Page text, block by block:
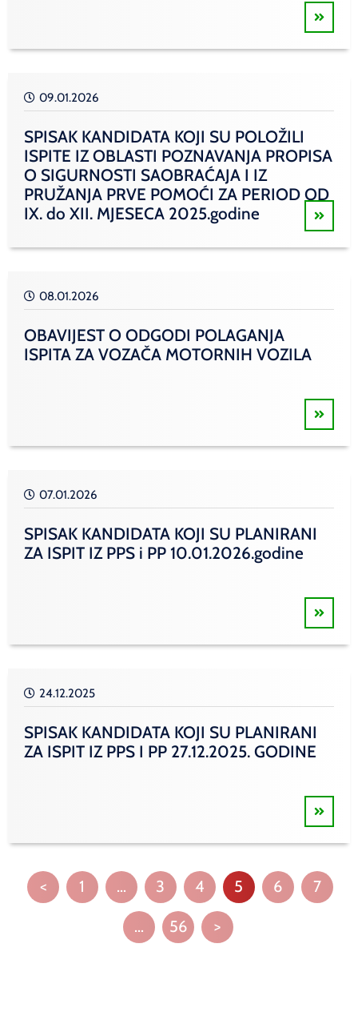
09.01.2026
SPISAK KANDIDATA KOJI SU POLOŽILI
ISPITE IZ OBLASTI POZNAVANJA PROPISA
O SIGURNOSTI SAOBRAĆAJA I IZ
PRUŽANJA PRVE POMOĆI ZA PERIOD OD
IX. do XII. MJESECA 2025.godine
08.01.2026
OBAVIJEST O ODGODI POLAGANJA
ISPITA ZA VOZAČA MOTORNIH VOZILA
07.01.2026
SPISAK KANDIDATA KOJI SU PLANIRANI
ZA ISPIT IZ PPS i PP 10.01.2026.godine
24.12.2025
SPISAK KANDIDATA KOJI SU PLANIRANI
ZA ISPIT IZ PPS I PP 27.12.2025. GODINE
< 1 … 3 4 5 6 7
… 56 >